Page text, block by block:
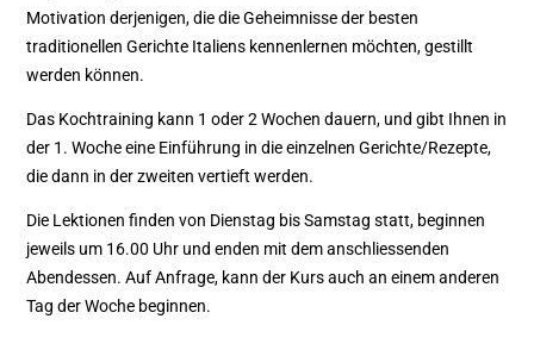
Motivation derjenigen, die die Geheimnisse der besten
traditionellen Gerichte Italiens kennenlernen möchten, gestillt
werden können.
Das Kochtraining kann 1 oder 2 Wochen dauern, und gibt Ihnen in
der 1. Woche eine Einführung in die einzelnen Gerichte/Rezepte,
die dann in der zweiten vertieft werden.
Die Lektionen finden von Dienstag bis Samstag statt, beginnen
jeweils um 16.00 Uhr und enden mit dem anschliessenden
Abendessen. Auf Anfrage, kann der Kurs auch an einem anderen
Tag der Woche beginnen.